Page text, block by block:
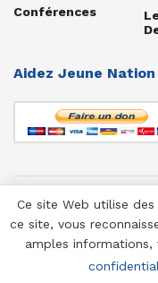
Conférences
Aidez Jeune Nation
© 1958-2025 Jeune Nation
Ce site Web utilise
ce site, vous
amples